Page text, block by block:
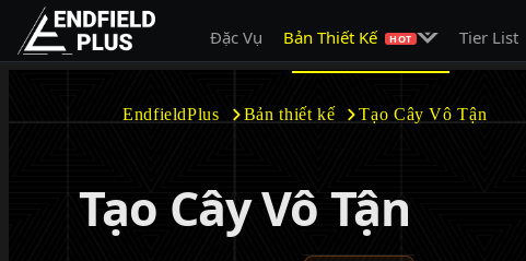
EndfieldPlus Đặc Vụ Bản Thiết Kế HOT Mở menu con
Tier List
EndfieldPlus Bản thiết kế Tạo Cây Vô Tận
Tạo Cây Vô Tận